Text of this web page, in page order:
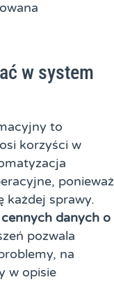
w system
to
korzyści w
ponieważ
każdej sprawy.
cennych danych o
pozwala
na
w opisie